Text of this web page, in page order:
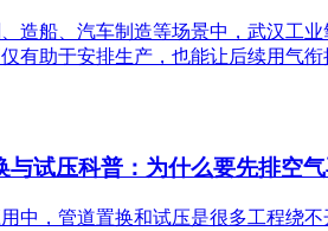
造船、汽车制造等场景中，武汉工
有助于安排生产，也能让后续用气
与试压科普：为什么要先排空气
中，管道置换和试压是很多工程绕